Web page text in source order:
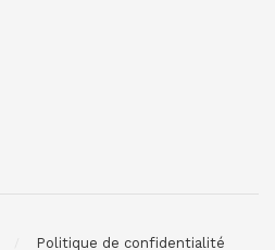
Politique de confidentialité